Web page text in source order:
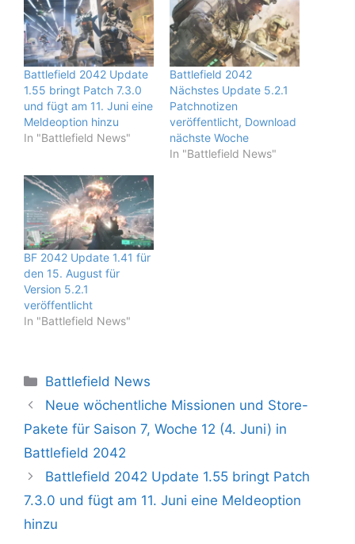
Battlefield 2042 Update
1.55 bringt Patch 7.3.0
und fügt am 11. Juni eine
Meldeoption hinzu
In "Battlefield News"
Battlefield 2042
Nächstes Update 5.2.1
Patchnotizen
veröffentlicht, Download
nächste Woche
In "Battlefield News"
BF 2042 Update 1.41 für
den 15. August für
Version 5.2.1
veröffentlicht
In "Battlefield News"
Kategorien
Battlefield News
Neue wöchentliche Missionen und Store-
Pakete für Saison 7, Woche 12 (4. Juni) in
Battlefield 2042
Battlefield 2042 Update 1.55 bringt Patch
7.3.0 und fügt am 11. Juni eine Meldeoption
hinzu